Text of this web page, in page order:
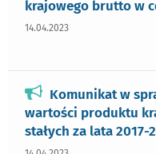
krajowego brutto w
14.04.2023
Komunikat w
wartości produktu
stałych za lata 2017-